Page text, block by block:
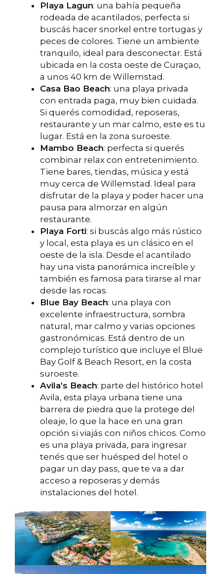
Playa Lagun: una bahía pequeña
rodeada de acantilados, perfecta si
buscás hacer snorkel entre tortugas y
peces de colores. Tiene un ambiente
tranquilo, ideal para desconectar. Está
ubicada en la costa oeste de Curaçao,
a unos 40 km de Willemstad.
Casa Bao Beach: una playa privada
con entrada paga, muy bien cuidada.
Si querés comodidad, reposeras,
restaurante y un mar calmo, este es tu
lugar. Está en la zona suroeste.
Mambo Beach: perfecta si querés
combinar relax con entretenimiento.
Tiene bares, tiendas, música y está
muy cerca de Willemstad. Ideal para
disfrutar de la playa y poder hacer una
pausa para almorzar en algún
restaurante.
Playa Forti: si buscás algo más rústico
y local, esta playa es un clásico en el
oeste de la isla. Desde el acantilado
hay una vista panorámica increíble y
también es famosa para tirarse al mar
desde las rocas.
Blue Bay Beach: una playa con
excelente infraestructura, sombra
natural, mar calmo y varias opciones
gastronómicas. Está dentro de un
complejo turístico que incluye el Blue
Bay Golf & Beach Resort, en la costa
suroeste.
Avila’s Beach: parte del histórico hotel
Avila, esta playa urbana tiene una
barrera de piedra que la protege del
oleaje, lo que la hace en una gran
opción si viajás con niños chicos. Como
es una playa privada, para ingresar
tenés que ser huésped del hotel o
pagar un day pass, que te va a dar
acceso a reposeras y demás
instalaciones del hotel.